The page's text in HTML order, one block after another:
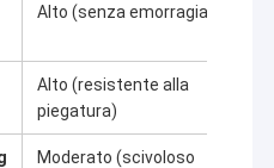
Alto (senza emorragia)
Alto (resistente alla
piegatura)
Moderato (scivoloso